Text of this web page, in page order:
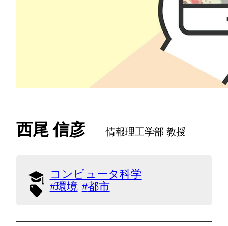
西尾 信彦 情報理工学部 教授
コンピュータ科学
環境
都市